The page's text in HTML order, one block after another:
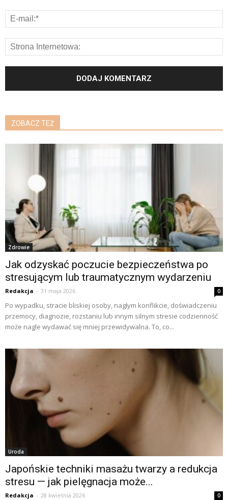
ZOBACZ TEŻ
Zdrowie
Jak odzyskać poczucie bezpieczeństwa po
stresującym lub traumatycznym wydarzeniu
Redakcja - 31 maja 2026 0
Po wypadku, stracie bliskiej osoby, nagłym konflikcie, doświadczeniu
przemocy, diagnozie, rozstaniu lub innym silnym stresie codzienność
może nagle wydawać się mniej przewidywalna. To, co...
Uroda
Japońskie techniki masażu twarzy a redukcja
stresu — jak pielęgnacja może...
Redakcja - 28 kwietnia 2026 0